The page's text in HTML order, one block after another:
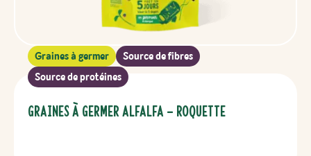
Graines à germer
Source de fibres
Source de protéines
Graines à germer Alfalfa – Roquette